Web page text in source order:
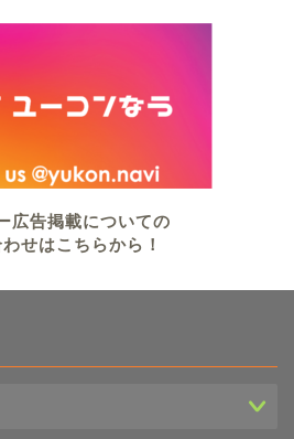
広告掲載についての
せはこちらから！